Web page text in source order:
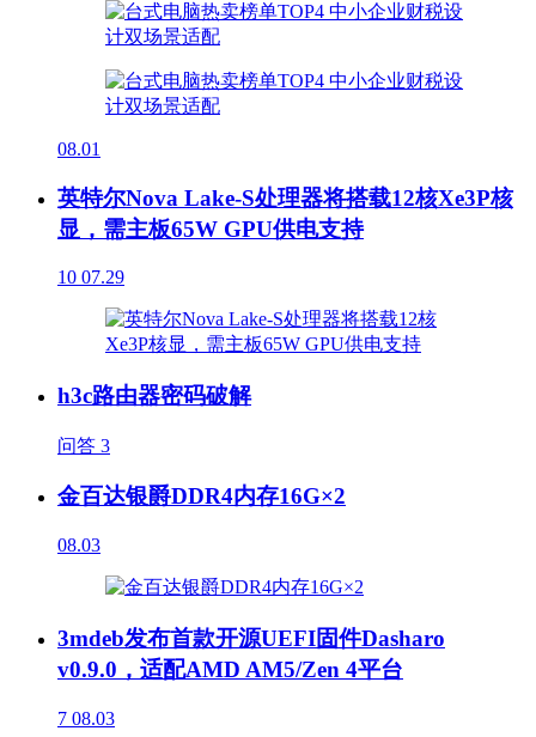
08.01
英特尔Nova Lake-S处理器将搭载12核Xe3P核
显，需主板65W GPU供电支持
10 07.29
h3c路由器密码破解
问答 3
金百达银爵DDR4内存16G×2
08.03
3mdeb发布首款开源UEFI固件Dasharo
v0.9.0，适配AMD AM5/Zen 4平台
7 08.03